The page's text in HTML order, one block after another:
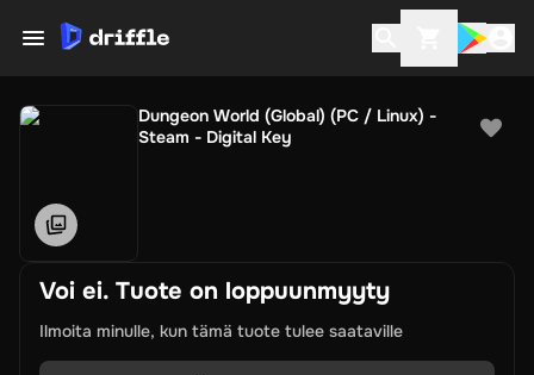
Dungeon World (Global) (PC / Linux) -
Steam - Digital Key
Voi ei. Tuote on loppuunmyyty
Ilmoita minulle, kun tämä tuote tulee saataville